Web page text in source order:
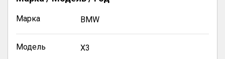
Марка BMW
Модель X3